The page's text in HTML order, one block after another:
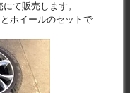
て販売します。
ホイールのセットで